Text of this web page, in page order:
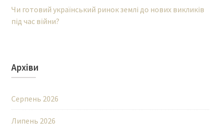
Чи готовий український ринок землі до нових викликів
під час війни?
Архіви
Серпень 2026
Липень 2026